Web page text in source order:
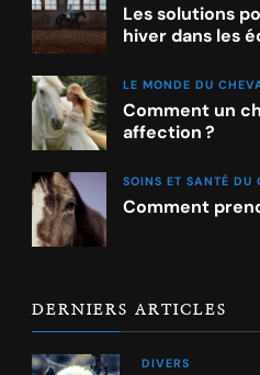
Les solutions
hiver dans les
LE MONDE DU
Comment un
affection ?
SOINS ET SANTÉ DU
Comment
DERNIERS ARTICLES
DIVERS